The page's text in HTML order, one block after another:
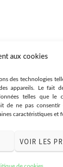
aux cookies
des technologies
appareils. Le fait
telles que le
de ne pas consentir
caractéristiques et
VOIR LES